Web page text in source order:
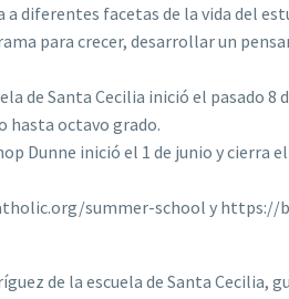
diferentes facetas de la vida del
para crecer, desarrollar un
de Santa Cecilia inició el pasado 8
hasta octavo grado.
Dunne inició el 1 de junio y cierra
summer-school y https://
de la escuela de Santa Cecilia,